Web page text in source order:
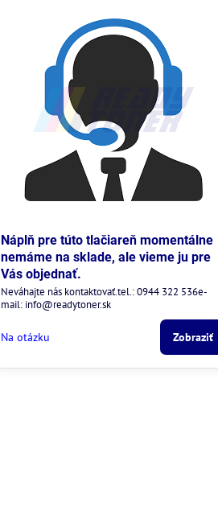
Náplň pre túto tlačiareň momentálne
nemáme na sklade, ale vieme ju pre
Vás objednať.
Neváhajte nás kontaktovať.tel.: 0944 322 536e-
mail: info@readytoner.sk
Na otázku Zobraziť